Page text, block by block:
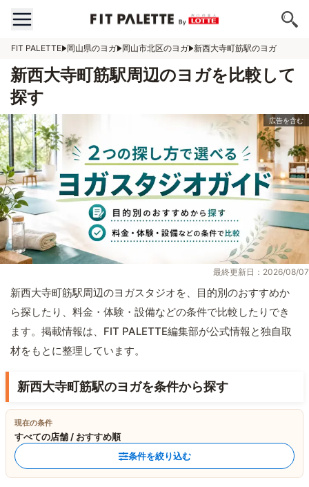
FIT PALETTE 岡山県のヨガ 岡山市北区のヨガ 新西大寺町筋駅のヨガ
新西大寺町筋駅周辺のヨガを比較して
探す
最終更新日：2026/08/07
新西大寺町筋駅周辺のヨガスタジオを、目的別のおすすめか
ら探したり、料金・体験・設備などの条件で比較したりでき
ます。掲載情報は、FIT PALETTE編集部が公式情報と独自取
材をもとに整理しています。
新西大寺町筋駅のヨガを条件から探す
現在の条件
すべての店舗 / おすすめ順
条件を絞り込む